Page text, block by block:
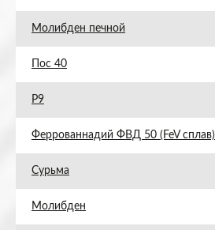
Молибден печной
Пос 40
Р9
Феррованнадий ФВД 50 (FeV сплав)
Сурьма
Молибден